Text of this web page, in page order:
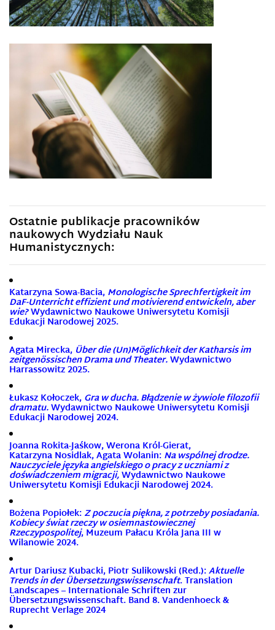
Ostatnie publikacje pracowników
naukowych Wydziału Nauk
Humanistycznych:
Katarzyna Sowa-Bacia, Monologische Sprechfertigkeit im
DaF-Unterricht effizient und motivierend entwickeln, aber
wie?Wydawnictwo Naukowe Uniwersytetu Komisji
Edukacji Narodowej 2025.
Agata Mirecka, Über die (Un)Möglichkeit der Katharsis im
zeitgenössischen Drama und Theater.Wydawnictwo
Harrassowitz 2025.
Łukasz Kołoczek, Gra w ducha. Błądzenie w żywiole filozofii
dramatu.Wydawnictwo Naukowe Uniwersytetu Komisji
Edukacji Narodowej 2024.
Joanna Rokita-Jaśkow, Werona Król-Gierat,
Katarzyna Nosidlak, Agata Wolanin: Na wspólnej drodze.
Nauczyciele języka angielskiego o pracy z uczniami z
doświadczeniem migracji,Wydawnictwo Naukowe
Uniwersytetu Komisji Edukacji Narodowej 2024.
Bożena Popiołek: Z poczucia piękna, z potrzeby posiadania.
Kobiecy świat rzeczy w osiemnastowiecznej
Rzeczypospolitej, Muzeum Pałacu Króla Jana III w
Wilanowie 2024.
Artur Dariusz Kubacki, Piotr Sulikowski (Red.):Aktuelle
Trends in der Übersetzungswissenschaft. Translation
Landscapes – Internationale Schriften zur
Übersetzungswissenschaft. Band 8. Vandenhoeck &
Ruprecht Verlage 2024